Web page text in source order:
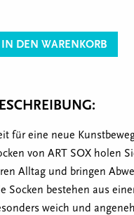
IN DEN WARENKORB
für eine neue
von ART SOX holen
Alltag und bringen
Socken bestehen aus
weich und